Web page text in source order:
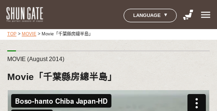
LANGUAGE menu
TOP> MOVIE> Movie「千葉縣房總半島」
MOVIE (August 2014)
Movie「千葉縣房總半島」